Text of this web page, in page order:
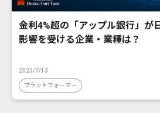
金利4%超の「アップル銀行」が
影響を受ける企業・業種は？
2023/7/13
プラットフォーマー